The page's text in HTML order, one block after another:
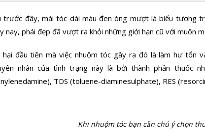
trước đây, mái tóc dài màu đen óng mượt là biểu tượng
nay, phái đẹp đã vượt ra khỏi những giới hạn cũ với muôn
hại đầu tiên mà việc nhuộm tóc gây ra đó là làm hư tổn
nhân của tình trạng này là bởi thành phần thuốc
TDS (toluene-diaminesulphate), RES
Khi nhuộm tóc bạn cần chú ý chọn